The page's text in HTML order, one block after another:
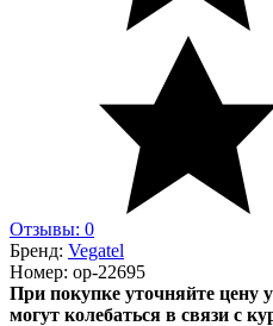
Отзывы: 0
Бренд: Vegatel
Номер: op-22695
При покупке уточняйте цену
могут колебаться в связи с